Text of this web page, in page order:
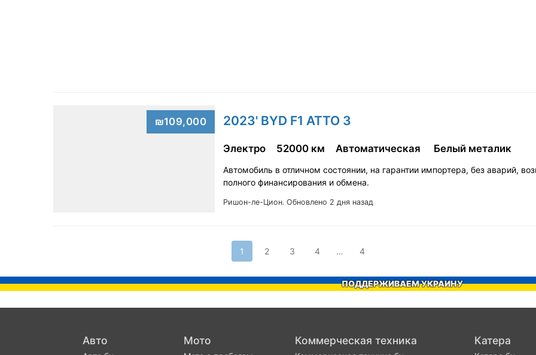
₪109,000 2023' BYD F1 ATTO 3
Ришон-ле-Цион. Обновлено 2 дня назад
Электро 52000 км Автоматическая Белый металик
Автомобиль в отличном состоянии, на гарантии импортера, без аварий,
полного финансирования и обмена.
1 2 3 4 … 4
ПОДДЕРЖИВАЕМ УКРАИНУ
Авто Мото Коммерческая техника Катера